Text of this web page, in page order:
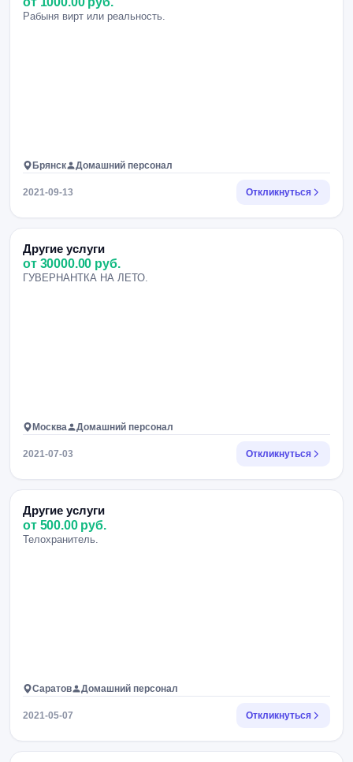
Рабыня вирт или реальность.
Брянск Домашний персонал
2021-09-13 Откликнуться
Другие услуги
от 30000.00 руб.
ГУВЕРНАНТКА НА ЛЕТО.
Москва Домашний персонал
2021-07-03 Откликнуться
Другие услуги
от 500.00 руб.
Телохранитель.
Саратов Домашний персонал
2021-05-07 Откликнуться